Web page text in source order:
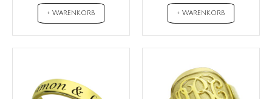
+ WARENKORB + WARENKORB